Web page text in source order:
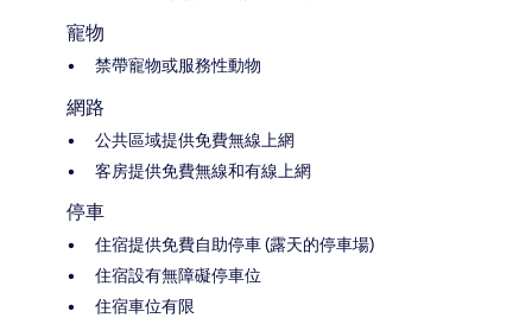
寵物
禁帶寵物或服務性動物
網路
公共區域提供免費無線上網
客房提供免費無線和有線上網
停車
住宿提供免費自助停車 (露天的停車場)
住宿設有無障礙停車位
住宿車位有限